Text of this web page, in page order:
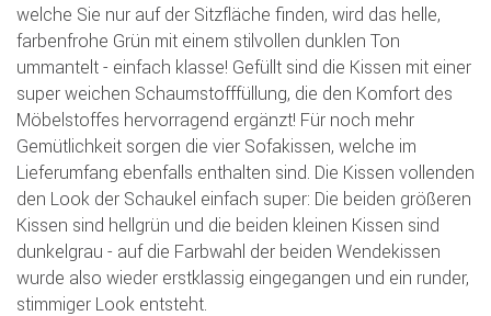
welche Sie nur auf der Sitzfläche finden, wird das helle,
farbenfrohe Grün mit einem stilvollen dunklen Ton
ummantelt - einfach klasse! Gefüllt sind die Kissen mit einer
super weichen Schaumstofffüllung, die den Komfort des
Möbelstoffes hervorragend ergänzt! Für noch mehr
Gemütlichkeit sorgen die vier Sofakissen, welche im
Lieferumfang ebenfalls enthalten sind. Die Kissen vollenden
den Look der Schaukel einfach super: Die beiden größeren
Kissen sind hellgrün und die beiden kleinen Kissen sind
dunkelgrau - auf die Farbwahl der beiden Wendekissen
wurde also wieder erstklassig eingegangen und ein runder,
stimmiger Look entsteht.